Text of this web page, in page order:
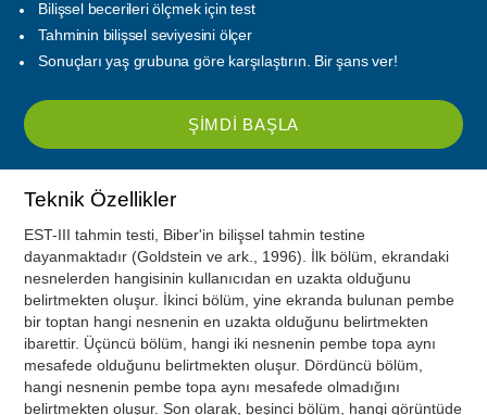
Bilişsel becerileri ölçmek için test
Tahminin bilişsel seviyesini ölçer
Sonuçları yaş grubuna göre karşılaştırın. Bir şans ver!
ŞIMDI BAŞLA
Teknik Özellikler
EST-III tahmin testi, Biber'in bilişsel tahmin testine
dayanmaktadır (Goldstein ve ark., 1996). İlk bölüm, ekrandaki
nesnelerden hangisinin kullanıcıdan en uzakta olduğunu
belirtmekten oluşur. İkinci bölüm, yine ekranda bulunan pembe
bir toptan hangi nesnenin en uzakta olduğunu belirtmekten
ibarettir. Üçüncü bölüm, hangi iki nesnenin pembe topa aynı
mesafede olduğunu belirtmekten oluşur. Dördüncü bölüm,
hangi nesnenin pembe topa aynı mesafede olmadığını
belirtmekten oluşur. Son olarak, beşinci bölüm, hangi görüntüde